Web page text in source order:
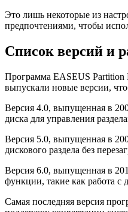
Это лишь некоторые из
предпочтениями, чтобы
Список версий и
Программа EASEUS Partition
выпускали новые версии,
Версия 4.0, выпущенная в
диска для управления
Версия 5.0, выпущенная в
дискового раздела без
Версия 6.0, выпущенная в
функции, такие как работа
Самая последняя версия